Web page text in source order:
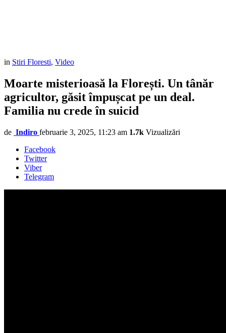
in Stiri Floresti, Video
Moarte misterioasă la Florești. Un tânăr
agricultor, găsit împușcat pe un deal.
Familia nu crede în suicid
de Indiro februarie 3, 2025, 11:23 am 1.7k Vizualizări
Facebook
Twitter
Viber
Telegram